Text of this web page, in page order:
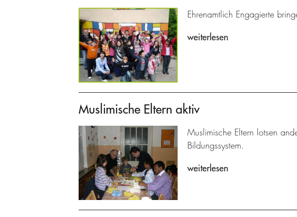
Ehrenamtlich Engagierte
weiterlesen
Muslimische Eltern aktiv
Muslimische Eltern lotsen
Bildungssystem.
weiterlesen